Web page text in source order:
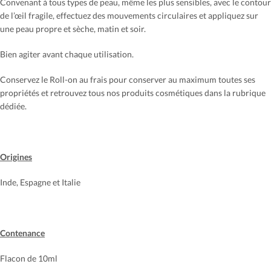
de l’œil fragile, effectuez des mouvements circulaires et appliquez sur
une peau propre et sèche, matin et soir.
Bien agiter avant chaque utilisation.
Conservez le Roll-on au frais pour conserver au maximum toutes ses
propriétés et retrouvez tous nos produits cosmétiques dans la rubrique
dédiée.
Origines
Inde, Espagne et Italie
Contenance
Flacon de 10ml